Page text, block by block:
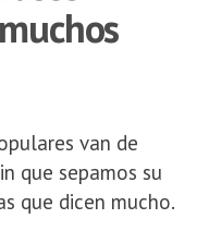
van de
que sepamos su
que dicen mucho.